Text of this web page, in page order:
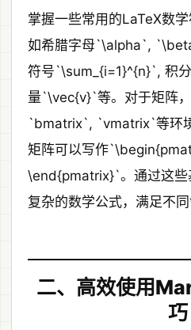
掌握一些常用的LaTeX数
如希腊字母`\alpha`,
符号`\sum_{i=1}^{n}`, 积
量`\vec{v}`等。对于矩阵
`bmatrix`, `vmatrix`等环
矩阵可以写作
\end{pmatrix}`。通过这些
复杂的数学公式，满足不同
二、高效使用
巧